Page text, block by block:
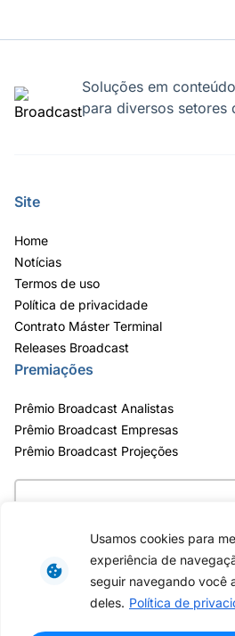
como você interage em nosso
personalizar conteúdo. Ao
concorda com o uso de cookies.
Usamos cookies para
experiência de
seguir navegando você
deles. Política de
Soluções em
para diversos setores
Site
Home
Notícias
Termos de uso
Política de privacidade
Contrato Máster Terminal
Releases Broadcast
Premiações
Prêmio Broadcast Analistas
Prêmio Broadcast Empresas
Prêmio Broadcast Projeções
Av. Eng.
- 3º e 6º
Limão, São
02598-